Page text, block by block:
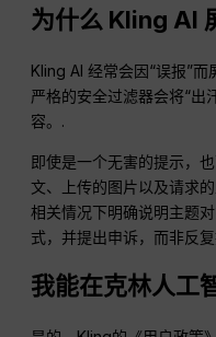
为什么 Kling AI
Kling AI 经常会因“误报”
严格的安全过滤器会将“出
容。.
即使是一个无害的提示，
文、上传的图片以及请求
相关情况下明确说明主题
式，并提出申诉，而非反
我能在克林人工